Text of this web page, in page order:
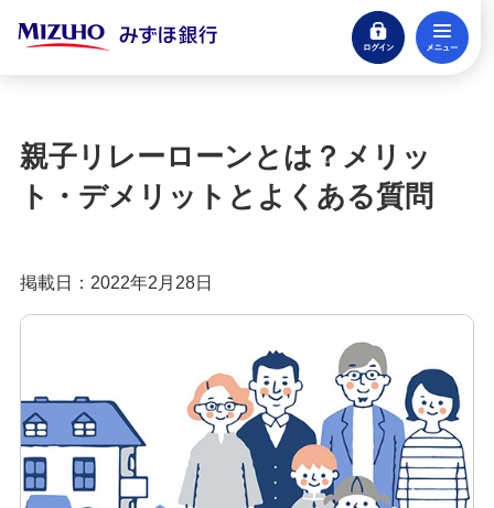
ログイン
閉じる
住宅ローンのよくあるご質問
ライフプラン・家族の記事一覧
返済方法紹介の記事一覧
住宅ローンのご相談・お問い合わせ
住宅ローン（借り換え）
親子リレーローンとは？メリッ
ト・デメリットとよくある質問
掲載日：2022年2月28日